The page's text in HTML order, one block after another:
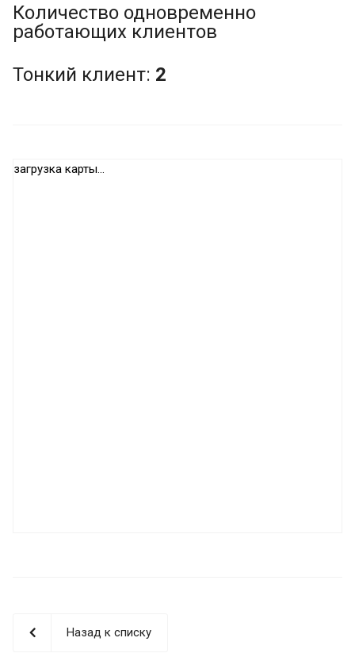
Количество одновременно
работающих клиентов
Тонкий клиент: 2
загрузка карты...
Назад к списку